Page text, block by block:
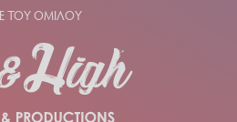
ΤΟΥ ΟΜΙΛΟΥ